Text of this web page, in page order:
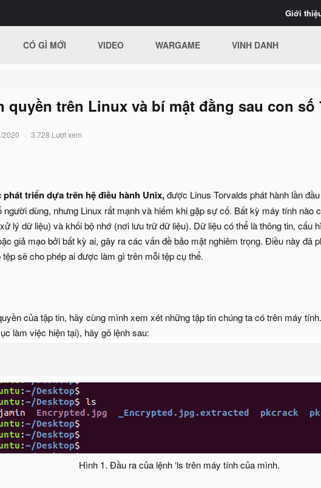
Giới
CÓ GÌ MỚI VIDEO WARGAME VINH DANH
quyền trên Linux và bí mật đằng sau con số
2020 3.728 Lượt xem
triển dựa trên hệ điều hành Unix,được Linus Torvalds phát hành lần
dùng, nhưng Linux rất mạnh và hiếm khi gặp sự cố. Bất kỳ máy tính nào
lý dữ liệu) và khối bộ nhớ (nơi lưu trữ dữ liệu). Dữ liệu có thể là thông tin, cấu
giả mạo bởi bất kỳ ai, gây ra các vấn đề bảo mật nghiêm trọng. Điều này đã
sẽ cho phép ai được làm gì trên mỗi tệp cụ thể.
của tập tin, hãy cùng mình xem xét những tập tin chúng ta có trên máy
làm việc hiện tại), hãy gõ lệnh sau:
Hình 1. Đầu ra của lệnh ‘ls trên máy tính của mình.